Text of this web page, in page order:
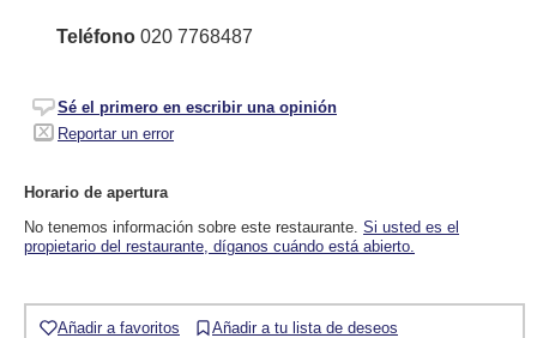
Teléfono 020 7768487
Sé el primero en escribir una opinión
Reportar un error
Horario de apertura
No tenemos información sobre este restaurante. Si usted es el
propietario del restaurante, díganos cuándo está abierto.
Añadir a favoritos Añadir a tu lista de deseos